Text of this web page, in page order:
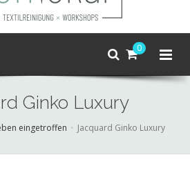
0
Ginko Luxury
eingetroffen Jacquard Ginko Luxury